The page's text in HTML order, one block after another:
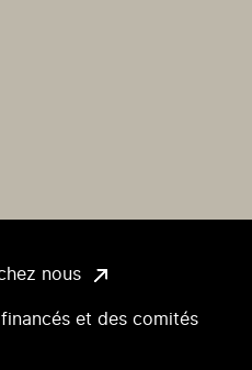
nous
et des comités